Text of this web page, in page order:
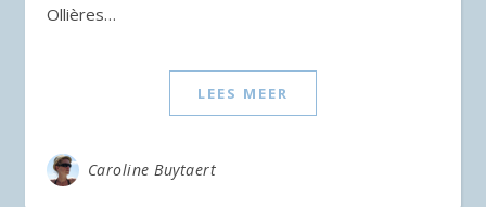
Ollières…
LEES MEER
Caroline Buytaert